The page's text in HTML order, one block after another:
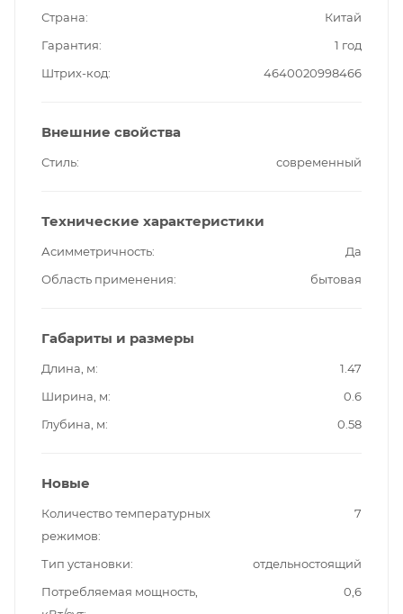
Страна
Китай
Гарантия
1 год
Штрих-код
4640020998466
Внешние свойства
Стиль современный
Технические характеристики
Асимметричность
Да
Область применения
бытовая
Габариты и размеры
Длина, м
1.47
Ширина, м
0.6
Глубина, м
0.58
Новые
Количество температурных
режимов
7
Тип установки
отдельностоящий
Потребляемая мощность,
0,6